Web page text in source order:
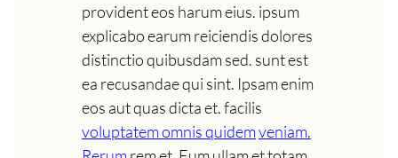
provident eos harum eius. ipsum
explicabo earum reiciendis dolores
distinctio quibusdam sed. sunt est
ea recusandae qui sint. Ipsam enim
eos aut quas dicta et. facilis
voluptatem omnis quidemveniam.